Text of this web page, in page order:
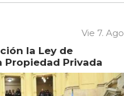
Vie 7. Ago
la Ley de
Propiedad Privada